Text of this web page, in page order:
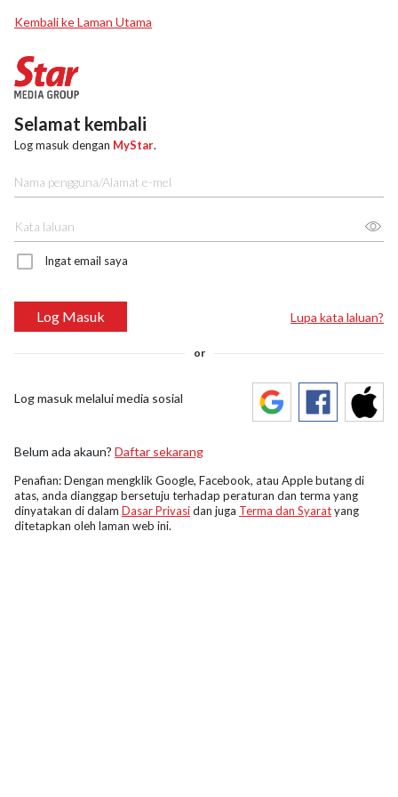
Kembali ke Laman Utama
Selamat kembali
Log masuk dengan MyStar.
Ingat email saya
Log Masuk Lupa kata laluan?
or
Log masuk melalui media sosial
Belum ada akaun? Daftar sekarang
Penafian: Dengan mengklik Google, Facebook, atau Apple butang di
atas, anda dianggap bersetuju terhadap peraturan dan terma yang
dinyatakan di dalam Dasar Privasidan juga Terma dan Syaratyang
ditetapkan oleh laman web ini.